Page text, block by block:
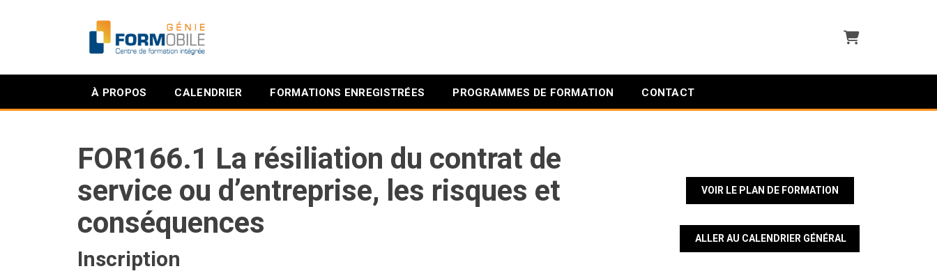
Panier
À PROPOS CALENDRIER FORMATIONS ENREGISTRÉES PROGRAMMES DE FORMATION CONTACT
FOR166.1 La résiliation du contrat de
service ou d’entreprise, les risques et
conséquences
Inscription
VOIR LE PLAN DE FORMATION
ALLER AU CALENDRIER GÉNÉRAL